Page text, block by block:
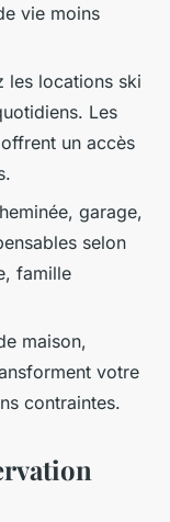
vie moins
les locations ski
Les
un accès
garage,
selon
famille
maison,
votre
contraintes.